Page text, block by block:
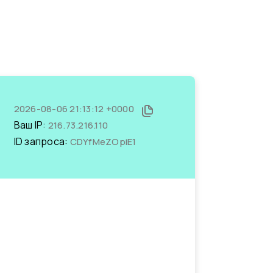
2026-08-06 21:13:12 +0000
Ваш IP: 216.73.216.110
ID запроса: CDYfMeZOpiE1